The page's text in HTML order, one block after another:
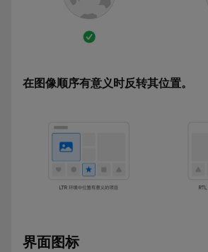
在图像顺序有意义时反转其位置。
界面图标